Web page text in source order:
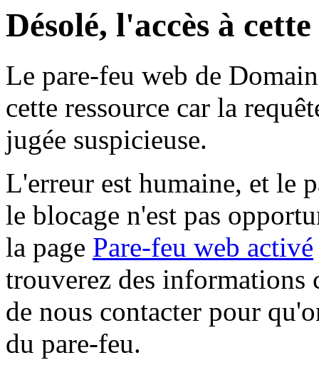
Désolé, l'accès à
Le pare-feu web de
cette ressource car la
jugée suspicieuse.
L'erreur est humaine, et le
le blocage n'est pas
la page Pare-feu web activé
trouverez des informations
de nous contacter pour
du pare-feu.